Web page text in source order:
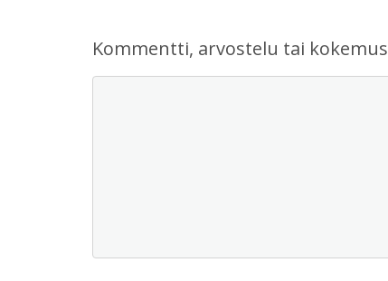
Kommentti, arvostelu tai kokemus